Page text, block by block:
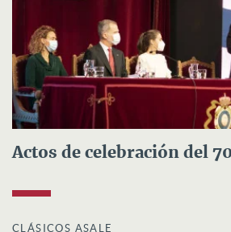
Actos de celebración del
CLÁSICOS ASALE